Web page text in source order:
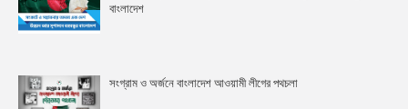
বাংলাদেশ
সংগ্রাম ও অর্জনে বাংলাদেশ আওয়ামী লীগের পথচলা